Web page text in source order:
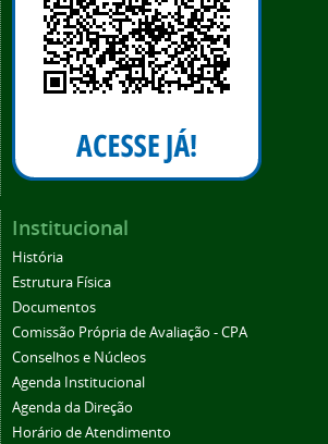
Institucional
História
Estrutura Física
Documentos
Comissão Própria de Avaliação - CPA
Conselhos e Núcleos
Agenda Institucional
Agenda da Direção
Horário de Atendimento